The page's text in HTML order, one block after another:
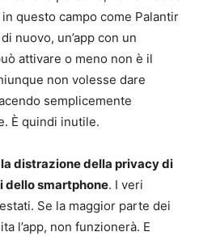
questo campo come Palantir
nuovo, un’app con un
attivare o meno non è il
non volesse dare
semplicemente
È quindi inutile.
distrazione della privacy di
smartphone. I veri
Se la maggior parte dei
l’app, non funzionerà. E